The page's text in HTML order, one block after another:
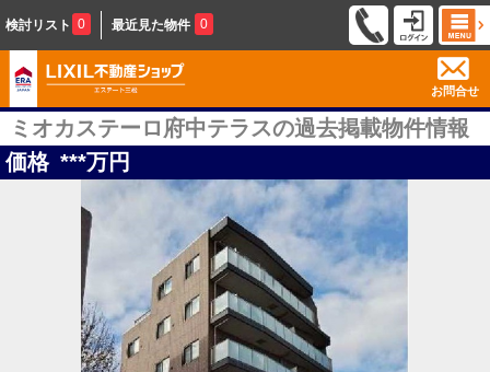
検討リスト 0 最近見た物件 0
お問合せ
ミオカステーロ府中テラスの過去掲載物件情報
価格 ***万円